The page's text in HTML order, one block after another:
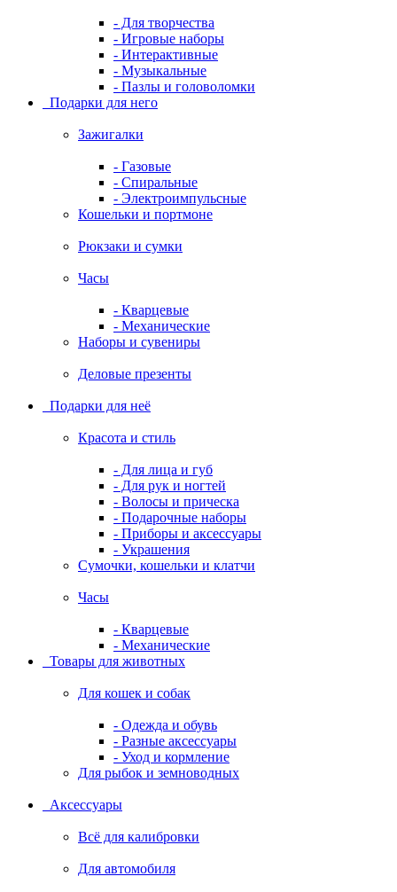
- Для творчества
- Игровые наборы
- Интерактивные
- Музыкальные
- Пазлы и головоломки
Подарки для него
Зажигалки
- Газовые
- Спиральные
- Электроимпульсные
Кошельки и портмоне
Рюкзаки и сумки
Часы
- Кварцевые
- Механические
Наборы и сувениры
Деловые презенты
Подарки для неё
Красота и стиль
- Для лица и губ
- Для рук и ногтей
- Волосы и прическа
- Подарочные наборы
- Приборы и аксессуары
- Украшения
Сумочки, кошельки и клатчи
Часы
- Кварцевые
- Механические
Товары для животных
Для кошек и собак
- Одежда и обувь
- Разные аксессуары
- Уход и кормление
Для рыбок и земноводных
Аксессуары
Всё для калибровки
Для автомобиля